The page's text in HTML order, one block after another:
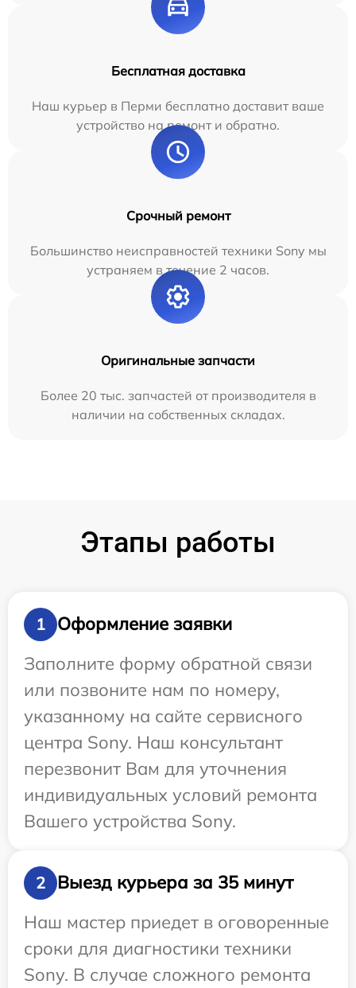
Бесплатная доставка
Наш курьер в Перми бесплатно доставит ваше
устройство на ремонт и обратно.
Срочный ремонт
Большинство неисправностей техники Sony мы
устраняем в течение 2 часов.
Оригинальные запчасти
Более 20 тыс. запчастей от производителя в
наличии на собственных складах.
Этапы работы
1
Оформление заявки
Заполните форму обратной связи
или позвоните нам по номеру,
указанному на сайте сервисного
центра Sony. Наш консультант
перезвонит Вам для уточнения
индивидуальных условий ремонта
Вашего устройства Sony.
2
Выезд курьера за 35 минут
Наш мастер приедет в оговоренные
сроки для диагностики техники
Sony. В случае сложного ремонта